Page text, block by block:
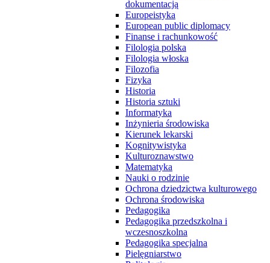
dokumentacją
Europeistyka
European public diplomacy
Finanse i rachunkowość
Filologia polska
Filologia włoska
Filozofia
Fizyka
Historia
Historia sztuki
Informatyka
Inżynieria środowiska
Kierunek lekarski
Kognitywistyka
Kulturoznawstwo
Matematyka
Nauki o rodzinie
Ochrona dziedzictwa kulturowego
Ochrona środowiska
Pedagogika
Pedagogika przedszkolna i
wczesnoszkolna
Pedagogika specjalna
Pielęgniarstwo